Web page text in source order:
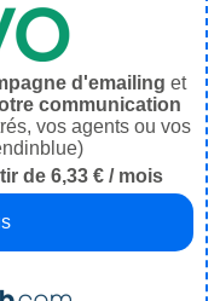
d'emailing et
communication
vos agents ou vos
de 6,33 € / mois